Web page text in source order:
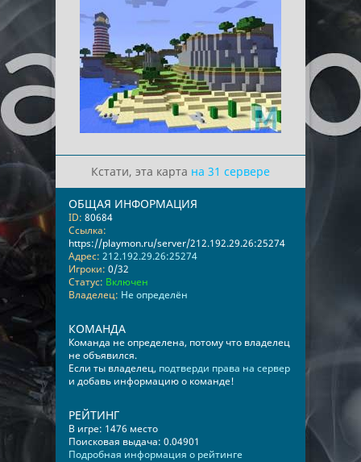
Кстати, эта карта на 31 сервере
ОБЩАЯ ИНФОРМАЦИЯ
ID: 80684
Ссылка:
https://playmon.ru/server/212.192.29.26:25274
Адрес: 212.192.29.26:25274
Игроки: 0/32
Статус: Включен
Владелец: Не определён
КОМАНДА
Команда не определена, потому что владелец
не объявился.
Если ты владелец, подтверди права на сервер
и добавь информацию о команде!
РЕЙТИНГ
В игре: 1476 место
Поисковая выдача: 0.04901
Подробная информация о рейтинге